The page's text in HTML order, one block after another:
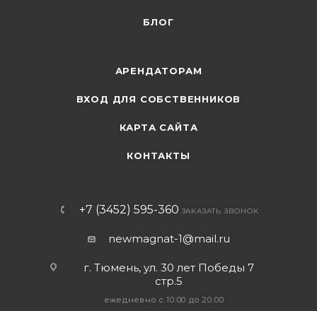
БЛОГ
АРЕНДАТОРАМ
ВХОД ДЛЯ СОБСТВЕННИКОВ
КАРТА САЙТА
КОНТАКТЫ
+7 (3452) 595-360 ЗАКАЗАТЬ ЗВОНОК
newmagnat-1@mail.ru
г. Тюмень, ул. 30 лет Победы 7
стр.5
ежедневно с 10:00 до 20:00